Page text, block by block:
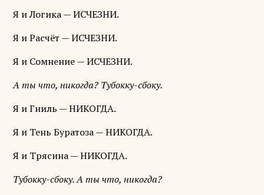
Я и Логика — ИСЧЕЗНИ.
Я и Расчёт — ИСЧЕЗНИ.
Я и Сомнение — ИСЧЕЗНИ.
А ты что, никогда? Тубокку-сбоку.
Я и Гниль — НИКОГДА.
Я и Тень Буратоза — НИКОГДА.
Я и Трясина — НИКОГДА.
Тубокку-сбоку. А ты что, никогда?